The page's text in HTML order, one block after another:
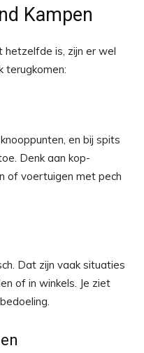
Kampen
hetzelfde is, zijn er wel
terugkomen:
en bij spits
Denk aan kop-
of voertuigen met pech
Dat zijn vaak situaties
of in winkels. Je ziet